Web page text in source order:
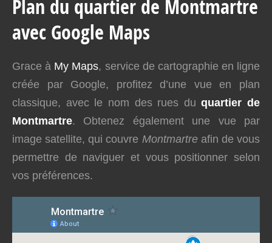
Plan du quartier de Montmartre
avec Google Maps
Grace à My Maps, service de cartographie en ligne
créée par Google, profitez d’une vue en plan
classique, avec le nom des rues duquartier de
Montmartre. Obtenez également une vue par
image satellite, qui couvre Montmartreafin de vous
permettre de naviguer et vous positionner selon
vos préférences.